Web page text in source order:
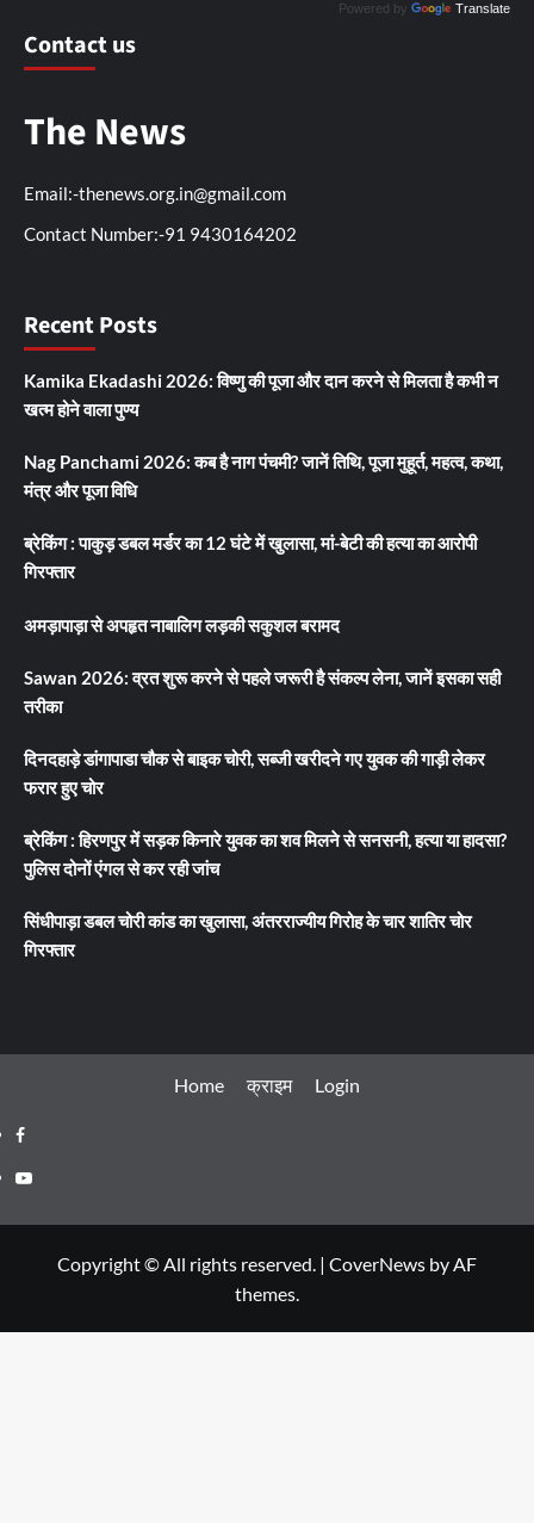
Powered by Translate
Contact us
The News
Email:-thenews.org.in@gmail.com
Contact Number:-91 9430164202
Recent Posts
Kamika Ekadashi 2026: विष्णु की पूजा और दान करने से मिलता है कभी न
खत्म होने वाला पुण्य
Nag Panchami 2026: कब है नाग पंचमी? जानें तिथि, पूजा मुहूर्त, महत्व, कथा,
मंत्र और पूजा विधि
ब्रेकिंग : पाकुड़ डबल मर्डर का 12 घंटे में खुलासा, मां-बेटी की हत्या का आरोपी
गिरफ्तार
अमड़ापाड़ा से अपहृत नाबालिग लड़की सकुशल बरामद
Sawan 2026: व्रत शुरू करने से पहले जरूरी है संकल्प लेना, जानें इसका सही
तरीका
दिनदहाड़े डांगापाडा चौक से बाइक चोरी, सब्जी खरीदने गए युवक की गाड़ी लेकर
फरार हुए चोर
ब्रेकिंग : हिरणपुर में सड़क किनारे युवक का शव मिलने से सनसनी, हत्या या हादसा?
पुलिस दोनों एंगल से कर रही जांच
सिंधीपाड़ा डबल चोरी कांड का खुलासा, अंतरराज्यीय गिरोह के चार शातिर चोर
गिरफ्तार
Home क्राइम Login
Facebook
Youtube
Copyright © All rights reserved. | CoverNews by AF
themes.